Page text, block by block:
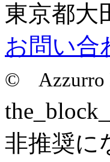
東京都大
お問い合
© Azzurro
非推奨に